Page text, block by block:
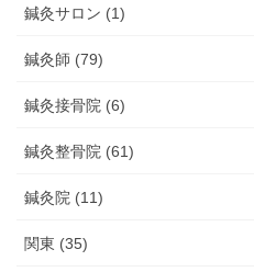
鍼灸サロン (1)
鍼灸師 (79)
鍼灸接骨院 (6)
鍼灸整骨院 (61)
鍼灸院 (11)
関東 (35)